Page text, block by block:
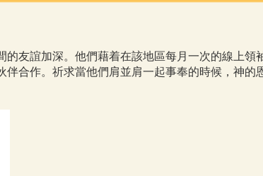
友誼加深。他們藉着在該地區每月一次的線上
合作。祈求當他們肩並肩一起事奉的時候，神的